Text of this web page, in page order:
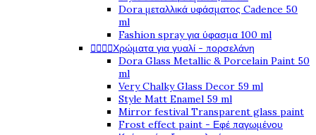
Dora μεταλλικά υφάσματος Cadence 50
ml
Fashion spray για ύφασμα 100 ml
Χρώματα για γυαλί - πορσελάνη
Dora Glass Metallic & Porcelain Paint 50
ml
Very Chalky Glass Decor 59 ml
Style Matt Enamel 59 ml
Mirror festival Transparent glass paint
Frost effect paint - Εφέ παγωμένου